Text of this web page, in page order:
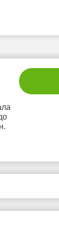
Нет